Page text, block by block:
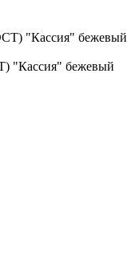
"Кассия" бежевый